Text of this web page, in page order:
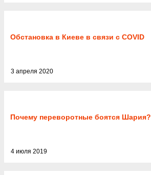
Обстановка в Киеве в связи с COVID
3 апреля 2020
Почему переворотные боятся Шария?
4 июля 2019